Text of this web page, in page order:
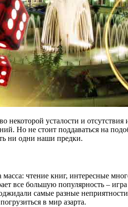
некоторой усталости и
Но не стоит поддаваться на
ни одни наши предки.
масса: чтение книг, интересные
все большую популярность –
самые разные
в мир азарта.